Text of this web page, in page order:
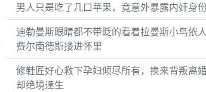
男人只是吃了几口苹果，竟意外暴露内奸身
迪勒曼斯眼睛都不带眨的看着拉曼斯小鸟依
费尔南德斯搂进怀里
修鞋匠好心救下孕妇倾尽所有，换来背叛离婚
却绝境逢生